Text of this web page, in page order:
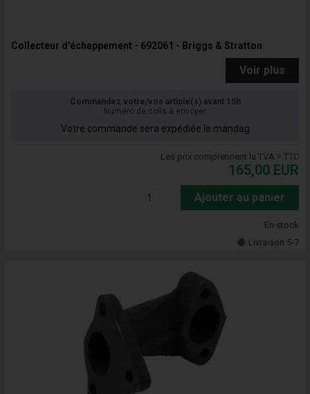
Collecteur d'échappement - 692061 - Briggs & Stratton
Voir plus
Commandez votre/vos article(s) avant 15h
Numéro de colis à envoyer
Votre commande sera expédiée le mandag
Les prix comprennent la TVA = TTC
165,00 EUR
Ajouter au panier
En stock
Livraison 5-7